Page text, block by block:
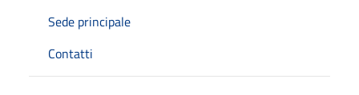
Sede principale
Contatti